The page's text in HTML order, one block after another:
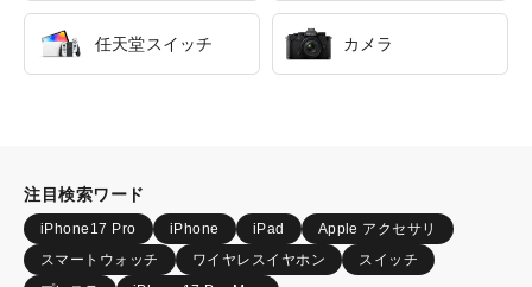
任天堂スイッチ カメラ
注目検索ワード
iPhone17 Pro iPhone iPad
Apple アクセサリ
スマートウォッチ
ワイヤレスイヤホン
スイッチ